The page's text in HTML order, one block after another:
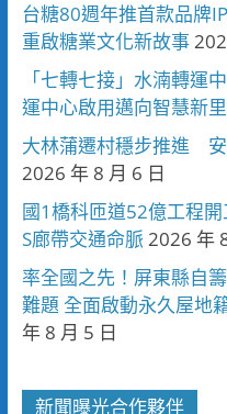
台糖80週年推首款品牌
重啟糖業文化新故事
「七轉七接」水湳轉
運中心啟用邁向智慧新
大林蒲遷村穩步推進
2026 年 8 月 6 日
國1橋科匝道52億工程
S廊帶交通命脈2026 年
率全國之先！屏東縣自
難題 全面啟動永久屋地
年 8 月 5 日
新聞曝光合作夥伴